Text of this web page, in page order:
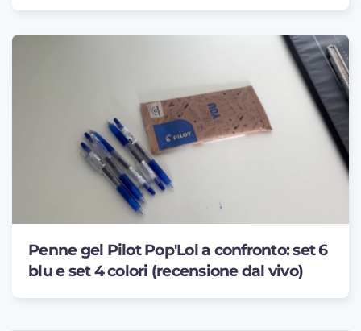
Penne gel Pilot Pop'Lol a confronto: set 6
blu e set 4 colori (recensione dal vivo)